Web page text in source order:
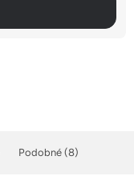
Podobné (8)